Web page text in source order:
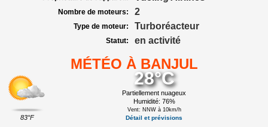
Nombre de moteurs: 2
Type de moteur: Turboréacteur
Statut: en activité
MÉTÉO À BANJUL
83°F
28°C
Partiellement nuageux
Humidité: 76%
Vent: NNW à 10km/h
Détail et prévisions